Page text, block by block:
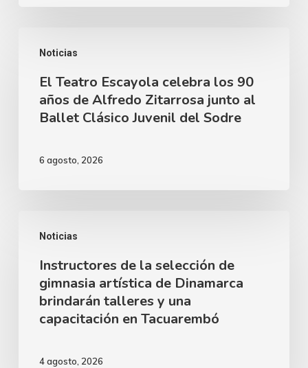
acompañar
desarrollo
nuestra
ciudad
Noticias
Teatro
Escayola
celebra
Zitarrosa
junto
Ballet
Clásico
El Teatro Escayola celebra los 90
años de Alfredo Zitarrosa junto al
Ballet Clásico Juvenil del Sodre
6 agosto, 2026
Noticias
selección
gimnasia
Instructores de la selección de
gimnasia artística de Dinamarca
brindarán talleres y una
capacitación en Tacuarembó
4 agosto, 2026